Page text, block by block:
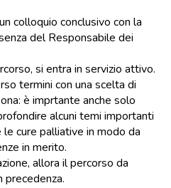
colloquio conclusivo con la
del Responsabile dei
si entra in servizio attivo.
termini con una scelta di
è imprtante anche solo
alcuni temi importanti
cure palliative in modo da
in merito.
allora il percorso da